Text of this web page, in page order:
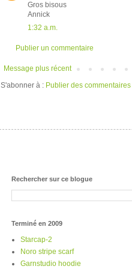
Gros bisous
Annick
1:32 a.m.
Publier un commentaire
Message plus récent
S'abonner à : Publier des
Rechercher sur ce blogue
Terminé en 2009
Starcap-2
Noro stripe scarf
Garnstudio hoodie